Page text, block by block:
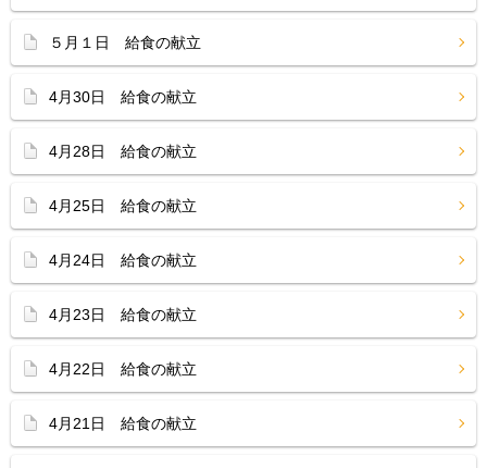
５月１日 給食の献立
4月30日 給食の献立
4月28日 給食の献立
4月25日 給食の献立
4月24日 給食の献立
4月23日 給食の献立
4月22日 給食の献立
4月21日 給食の献立